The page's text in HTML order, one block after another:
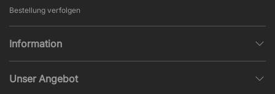
Bestellung verfolgen
Information
AGB und Widerruf
Unser Angebot